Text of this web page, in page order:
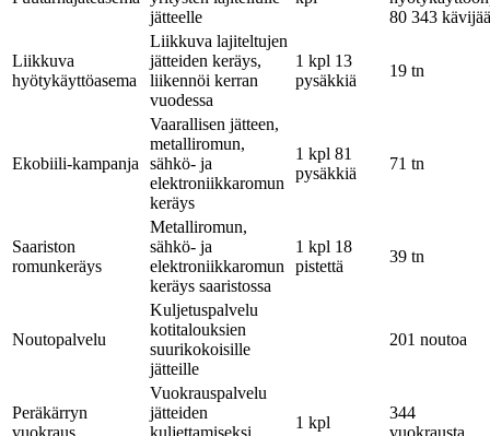
jätteelle
80 343 kävijää
Liikkuva
hyötykäyttöasema
Liikkuva lajiteltujen
jätteiden keräys,
liikennöi kerran
vuodessa
1 kpl 13
pysäkkiä
19 tn
Ekobiili-kampanja
Vaarallisen jätteen,
metalliromun,
sähkö- ja
elektroniikkaromun
keräys
1 kpl 81
pysäkkiä
71 tn
Saariston
romunkeräys
Metalliromun,
sähkö- ja
elektroniikkaromun
keräys saaristossa
1 kpl 18
pistettä
39 tn
Noutopalvelu
Kuljetuspalvelu
kotitalouksien
suurikokoisille
jätteille
201 noutoa
Peräkärryn
vuokraus
Vuokrauspalvelu
jätteiden
kuljettamiseksi
1 kpl
344
vuokrausta